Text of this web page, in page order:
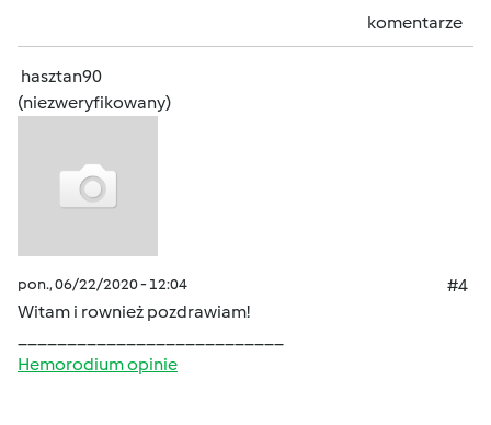
komentarze
hasztan90
(niezweryfikowany)
pon., 06/22/2020 - 12:04
#4
Witam i rownież pozdrawiam!
Hemorodium opinie